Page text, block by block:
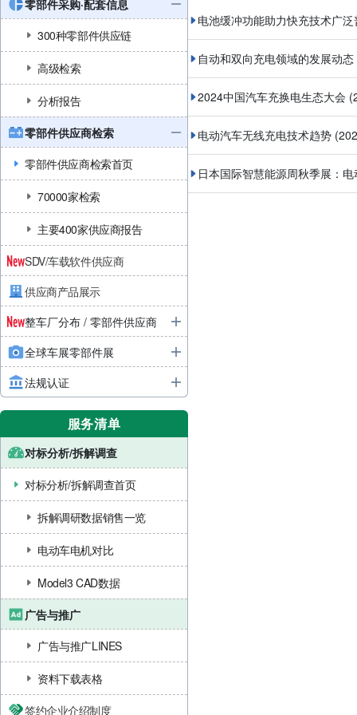
零部件采购·配套信息
300种零部件供应链
高级检索
分析报告
零部件供应商检索
零部件供应商检索首页
70000家检索
主要400家供应商报告
SDV/车载软件供应商
供应商产品展示
整车厂分布 / 零部件供应商
全球车展零部件展
法规认证
服务清单
对标分析/拆解调查
对标分析/拆解调查首页
拆解调研数据销售一览
电动车电机对比
Model3 CAD数据
广告与推广
广告与推广LINES
资料下载表格
签约企业介绍制度
电池缓冲功能助力快充技术广
自动和双向充电领域的发展动态
2024中国汽车充换电生态大会
电动汽车无线充电技术趋势
日本国际智慧能源周秋季展：